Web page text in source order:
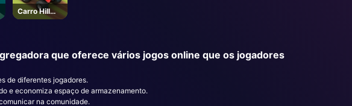
Carro Hill
Dash
que oferece vários jogos online que os jogadores
de diferentes jogadores.
e economiza espaço de armazenamento.
na comunidade.